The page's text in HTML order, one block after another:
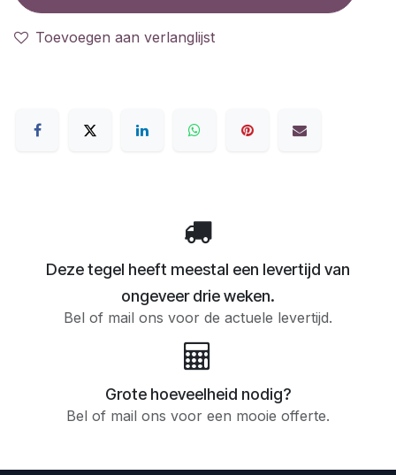
Toevoegen aan verlanglijst
Deze tegel heeft meestal een levertijd van
ongeveer drie weken.
Bel of mail ons voor de actuele levertijd.
Grote hoeveelheid nodig?
Bel of mail ons voor een mooie offerte.